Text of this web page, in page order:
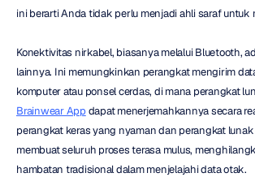
ini berarti Anda tidak perlu menjadi ahli saraf untuk
Konektivitas nirkabel, biasanya melalui Bluetooth,
lainnya. Ini memungkinkan perangkat mengirim
Brainwear App dapat menerjemahkannya secara
perangkat keras yang nyaman dan perangkat
membuat seluruh proses terasa mulus,
hambatan tradisional dalam menjelajahi data otak.